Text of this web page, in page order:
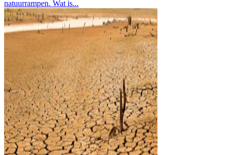
natuurrampen. Wat is...